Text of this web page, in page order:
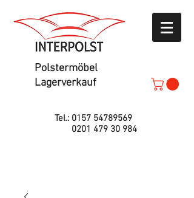
Polstermöbel
Lagerverkauf
Tel.: 0157 54789569
0201 479 30 984